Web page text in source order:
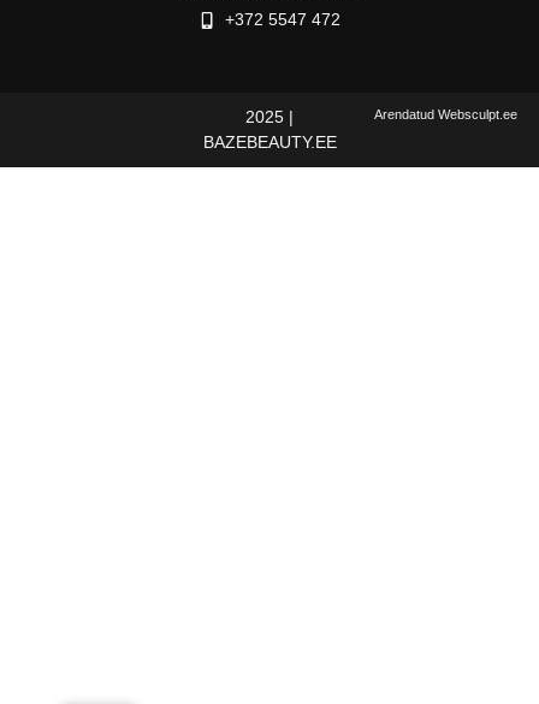
+372 5547 472
2025 |
BAZEBEAUTY.EE
Arendatud Websculpt.ee